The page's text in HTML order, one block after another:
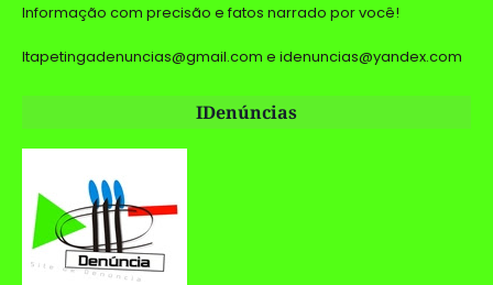
Informação com precisão e fatos narrado por você!
Itapetingadenuncias@gmail.com e idenuncias@yandex.com
IDenúncias